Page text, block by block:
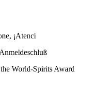
¡Atenci
World-Spirits Award